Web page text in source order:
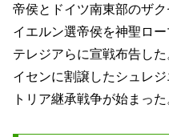
帝侯とドイツ南東部のザ
イエルン選帝侯を神聖ロ
テレジアらに宣戦布告し
イセンに割譲したシュレ
トリア継承戦争が始まった